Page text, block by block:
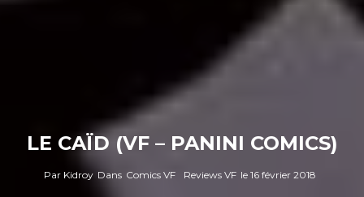
LE CAÏD (VF – PANINI COMICS)
Par Kidroy Dans Comics VF Reviews VF le 16 février 2018